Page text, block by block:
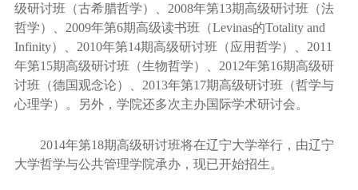
级研讨班（古希腊哲学）、 2008年第13期高级研讨班（法
哲学）、 2009年第6期高级读书班（Levinas的Totality and
Infinity）、 2010年第14期高级研讨班（应用哲学）、 2011
年第15期高级研讨班（生物哲学）、 2012年第16期高级研
讨班（德国观念论）、 2013年第17期高级研讨班（哲学与
心理学）。另外，学院还多次主办国际学术研讨会。
2014年第18期高级研讨班将在辽宁大学举行，由辽宁
大学哲学与公共管理学院承办，现已开始招生。